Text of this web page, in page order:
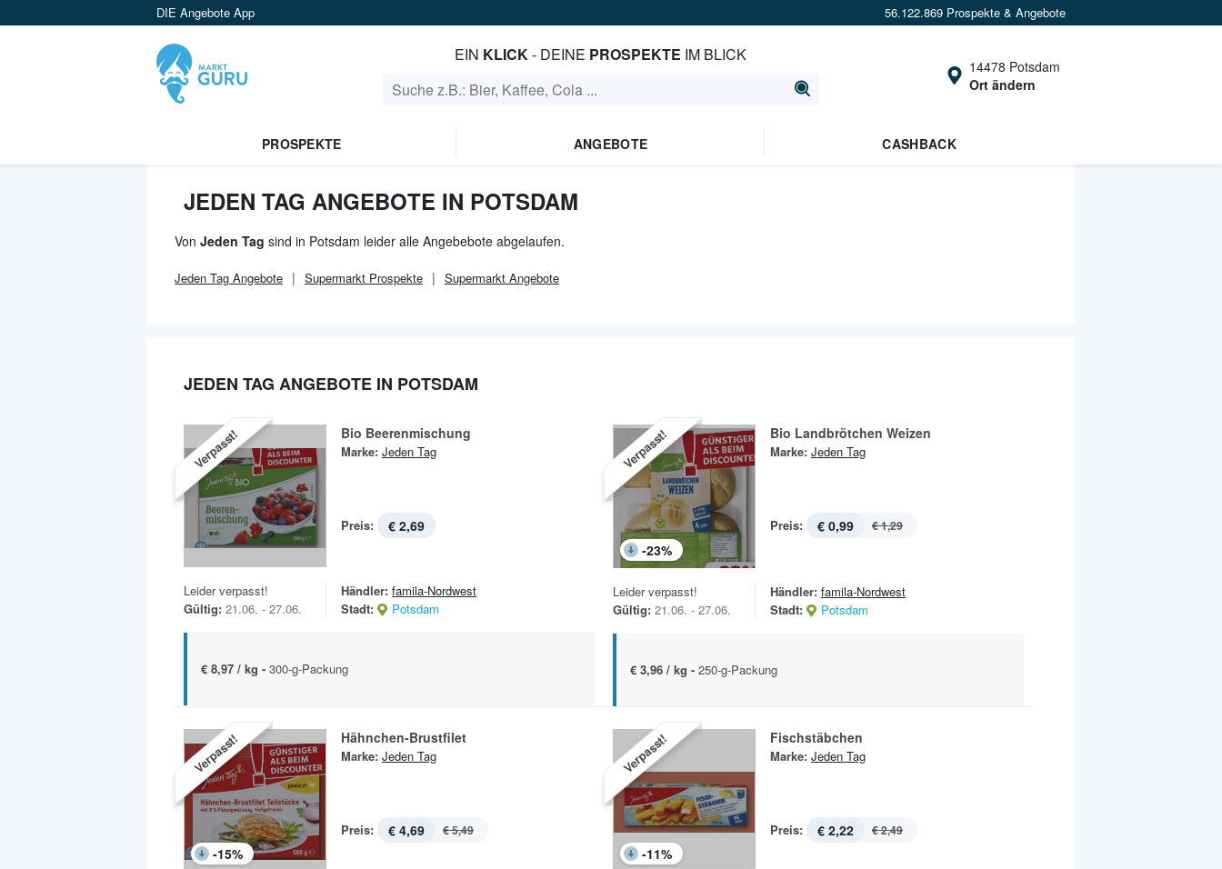
DIE Angebote App 56.122.869 Prospekte & Angebote
EIN KLICK- DEINE PROSPEKTE IM BLICK
14478 Potsdam
Ort ändern
PROSPEKTE ANGEBOTE CASHBACK
JEDEN TAG ANGEBOTE IN POTSDAM
Von Jeden Tag sind in Potsdam leider alle Angebebote abgelaufen.
Jeden Tag Angebote Supermarkt Prospekte Supermarkt Angebote
JEDEN TAG ANGEBOTE IN POTSDAM
Verpasst! Bio Beerenmischung
Marke: Jeden Tag
Preis: € 2,69
Leider verpasst!
Gültig: 21.06. - 27.06.
Händler: famila-Nordwest
Stadt:
Potsdam
€ 8,97 / kg - 300-g-Packung
Verpasst!
-23%
Bio Landbrötchen Weizen
Marke: Jeden Tag
Preis: € 0,99 € 1,29
Leider verpasst!
Gültig: 21.06. - 27.06.
Händler: famila-Nordwest
Stadt:
Potsdam
€ 3,96 / kg - 250-g-Packung
Verpasst!
-15%
Hähnchen-Brustfilet
Marke: Jeden Tag
Preis: € 4,69 € 5,49
Verpasst!
-11%
Fischstäbchen
Marke: Jeden Tag
Preis: € 2,22 € 2,49